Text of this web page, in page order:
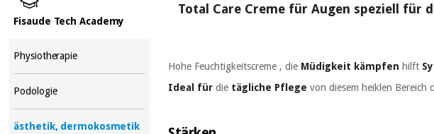
Fisaude Tech Academy
Physiotherapie
Podologie
ästhetik, dermokosmetik
Total Care Creme für Augen speziell für
Hohe Feuchtigkeitscreme ,die Müdigkeit kämpfen hilft
Ideal für die tägliche Pflege von diesem heiklen Bereich